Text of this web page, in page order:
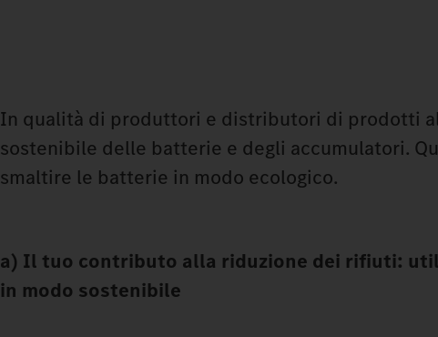
In qualità di produttori e distributori di prodotti
sostenibile delle batterie e degli accumulatori.
smaltire le batterie in modo ecologico.
a) Il tuo contributo alla riduzione dei rifiuti:
in modo sostenibile